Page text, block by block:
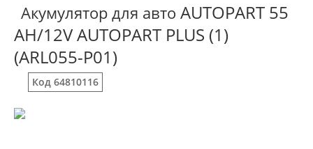
Акумулятор для авто AUTOPART 55
AH/12V AUTOPART PLUS (1)
(ARL055-P01)
Код 64810116